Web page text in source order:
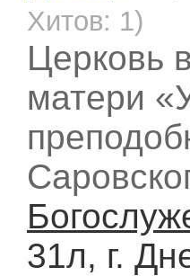
Хитов: 1)
Церковь
матери
31л, г.